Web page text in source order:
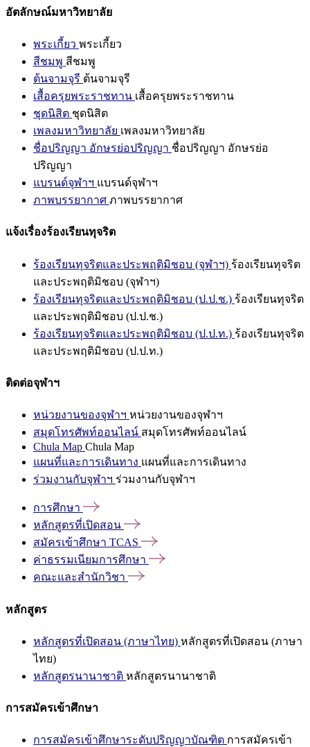
อัตลักษณ์มหาวิทยาลัย
พระเกี้ยว พระเกี้ยว
สีชมพู สีชมพู
ต้นจามจุรี ต้นจามจุรี
เสื้อครุยพระราชทาน เสื้อครุยพระราชทาน
ชุดนิสิต ชุดนิสิต
เพลงมหาวิทยาลัย เพลงมหาวิทยาลัย
ชื่อปริญญา อักษรย่อปริญญา ชื่อปริญญา อักษรย่อ
ปริญญา
แบรนด์จุฬาฯ แบรนด์จุฬาฯ
ภาพบรรยากาศ ภาพบรรยากาศ
แจ้งเรื่องร้องเรียนทุจริต
ร้องเรียนทุจริตและประพฤติมิชอบ (จุฬาฯ) ร้องเรียนทุจริต
และประพฤติมิชอบ (จุฬาฯ)
ร้องเรียนทุจริตและประพฤติมิชอบ (ป.ป.ช.) ร้องเรียนทุจริต
และประพฤติมิชอบ (ป.ป.ช.)
ร้องเรียนทุจริตและประพฤติมิชอบ (ป.ป.ท.) ร้องเรียนทุจริต
และประพฤติมิชอบ (ป.ป.ท.)
ติดต่อจุฬาฯ
หน่วยงานของจุฬาฯ หน่วยงานของจุฬาฯ
สมุดโทรศัพท์ออนไลน์ สมุดโทรศัพท์ออนไลน์
Chula Map Chula Map
แผนที่และการเดินทาง แผนที่และการเดินทาง
ร่วมงานกับจุฬาฯ ร่วมงานกับจุฬาฯ
การศึกษา
หลักสูตรที่เปิดสอน
สมัครเข้าศึกษา TCAS
ค่าธรรมเนียมการศึกษา
คณะและสำนักวิชา
หลักสูตร
หลักสูตรที่เปิดสอน (ภาษาไทย) หลักสูตรที่เปิดสอน (ภาษา
ไทย)
หลักสูตรนานาชาติ หลักสูตรนานาชาติ
การสมัครเข้าศึกษา
การสมัครเข้าศึกษาระดับปริญญาบัณฑิต การสมัครเข้า